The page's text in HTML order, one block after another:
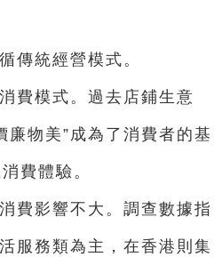
傳統經營模式。
費模式。過去店鋪生意
物美”成為了消費者的基
費體驗。
費影響不大。調查數據指
服務類為主，在香港則集